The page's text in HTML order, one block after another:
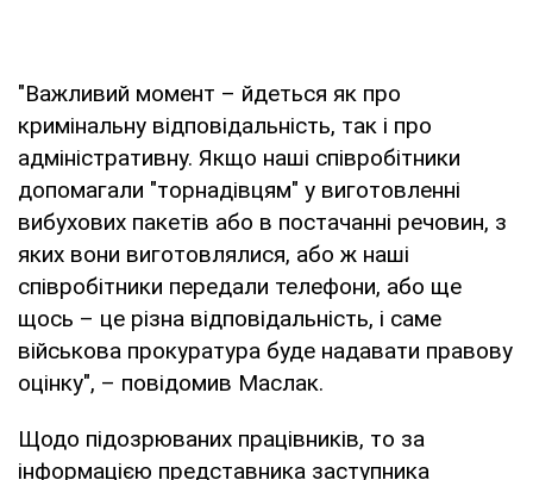
"Важливий момент – йдеться як про
кримінальну відповідальність, так і про
адміністративну. Якщо наші співробітники
допомагали "торнадівцям" у виготовленні
вибухових пакетів або в постачанні речовин, з
яких вони виготовлялися, або ж наші
співробітники передали телефони, або ще
щось – це різна відповідальність, і саме
військова прокуратура буде надавати правову
оцінку", – повідомив Маслак.
Щодо підозрюваних працівників, то за
інформацією представника заступника